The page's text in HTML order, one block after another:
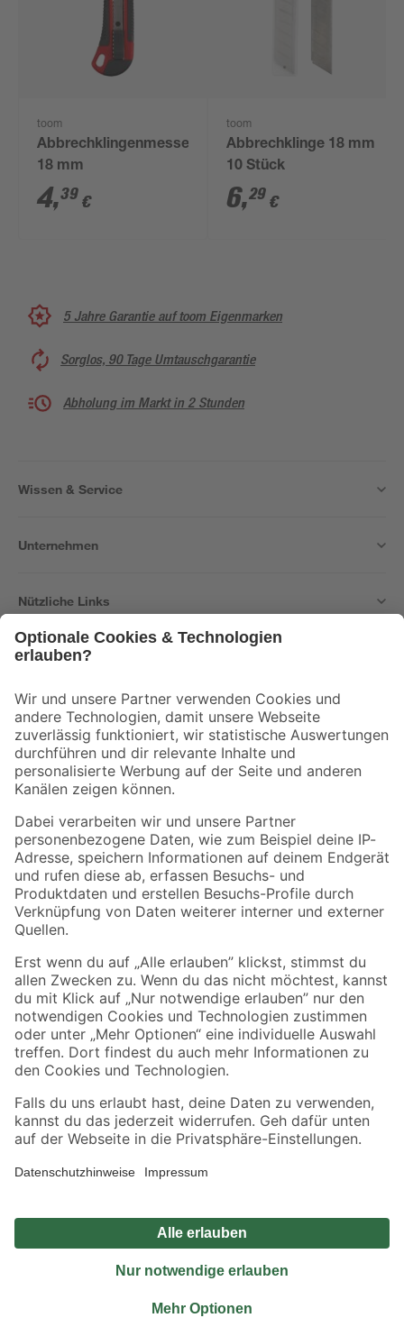
toom
Abbrechklingenmesser
18 mm
4,39 €
toom
Abbrechklinge 18 mm
10 Stück
6,29 €
5 Jahre Garantie auf toom Eigenmarken
Sorglos, 90 Tage Umtauschgarantie
Abholung im Markt in 2 Stunden
Wissen & Service
Unternehmen
Nützliche Links
Der toom Newsletter: Keine Angebote und Aktionen mehr verpassen!
Zur Newsletter Anmeldung
Folge uns
Zahlungsarten Versandarten
Sicher einkaufen
Jetzt die toom-App herunterladen
Alle Preisangaben in EUR inkl. gesetzl. MwSt.. Die dargestellten Angebote sind unter
Umständen nicht in allen Märkten verfügbar. Die angegebenen Verfügbarkeiten beziehen
Produkte nur solange der Vorrat reicht.
*Paketversand ab 59 € versandkostenfrei, gilt nicht für Artikel mit Speditionsversand, hier
Privatsphäre Impressum
Nutzungsbedingungen
Widerrufsrecht
Vertrag widerrufen
© 2026 toom Baumarkt GmbH